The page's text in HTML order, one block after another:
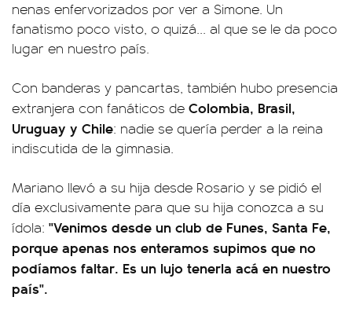
nenas enfervorizados por ver a Simone. Un
fanatismo poco visto, o quizá... al que se le da poco
lugar en nuestro país.
Con banderas y pancartas, también hubo presencia
extranjera con fanáticos de Colombia, Brasil,
Uruguay y Chile: nadie se quería perder a la reina
indiscutida de la gimnasia.
Mariano llevó a su hija desde Rosario y se pidió el
día exclusivamente para que su hija conozca a su
ídola: "Venimos desde un club de Funes, Santa Fe,
porque apenas nos enteramos supimos que no
podíamos faltar. Es un lujo tenerla acá en nuestro
país".